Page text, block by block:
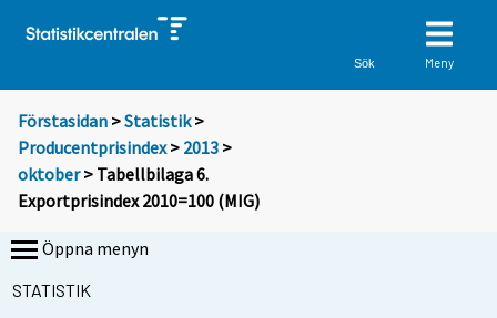
Sök Meny
Förstasidan >Statistik >
Producentprisindex> 2013 >
oktober> Tabellbilaga 6.
Exportprisindex 2010=100 (MIG)
Öppna menyn
STATISTIK